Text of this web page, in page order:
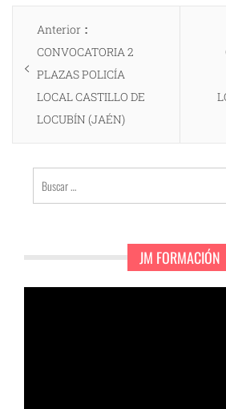
Navegación
entradas
Anterior
anterior:
CONVOCATORIA 2
PLAZAS POLICÍA
LOCAL CASTILLO DE
LOCUBÍN (JAÉN)
Buscar:
JM FORMACIÓN